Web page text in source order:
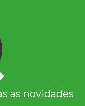
as novidades